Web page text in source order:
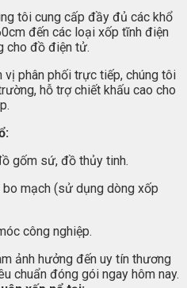
tôi cung cấp đầy đủ các khổ
đến các loại xốp tĩnh điện
cho đồ điện tử.
vị phân phối trực tiếp, chúng tôi
hỗ trợ chiết khấu cao cho
gốm sứ, đồ thủy tinh.
mạch (sử dụng dòng xốp
công nghiệp.
ảnh hưởng đến uy tín thương
chuẩn đóng gói ngay hôm nay.